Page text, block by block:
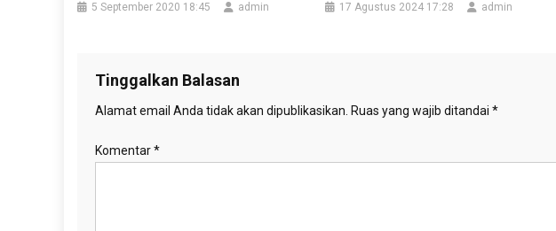
5 September 2020 18:45 admin 17 Agustus 2024 17:28 admin
Tinggalkan Balasan
Alamat email Anda tidak akan dipublikasikan. Ruas yang wajib ditandai *
Komentar*